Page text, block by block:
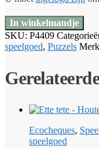
In winkelmandje
SKU: P4409
speelgoed, Puzzels
Ecocheques,
speelgoed